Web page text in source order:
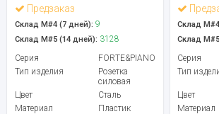
Предзаказ
Склад М#4 (7 дней): 9
Склад М#5 (14 дней): 3128
Серия
FORTE&PIANO
Тип изделия
Розетка
силовая
Цвет
Сталь
Материал
Пластик
Склад
Склад
Серия
Тип
Цвет
Материал